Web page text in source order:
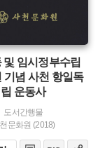
및 임시정부수립
기념 사천 항일독
립 운동사
도서간행물
문화원 (2018)